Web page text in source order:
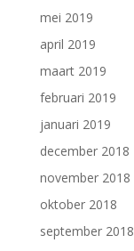
mei 2019
april 2019
maart 2019
februari 2019
januari 2019
december 2018
november 2018
oktober 2018
september 2018